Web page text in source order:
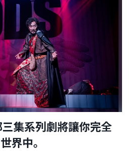
集系列劇將讓你完全
界中。